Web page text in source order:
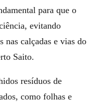
para que o
evitando
nas calçadas e vias do
Saito.
resíduos de
como folhas e